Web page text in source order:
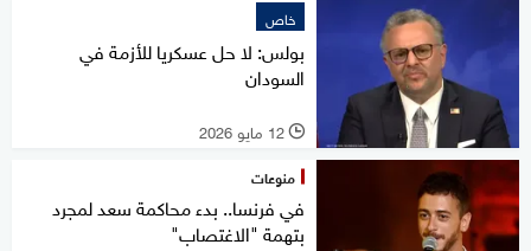
خاص
بولس: لا حل عسكريا للأزمة في
السودان
l 12 مايو 2026
منوعات
في فرنسا.. بدء محاكمة سعد لمجرد
بتهمة "الاغتصاب"